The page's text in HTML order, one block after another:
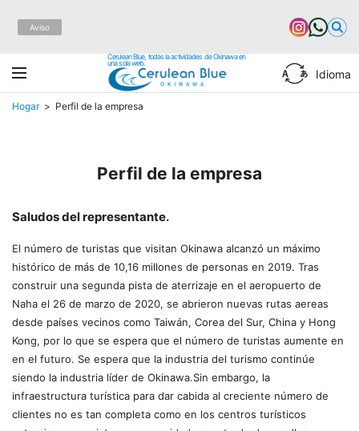
Aviso
Cerulean Blue, todas la actividades de Okinawa en
una sola web.
Idioma
Hogar Perfil de la empresa
Perfil de la empresa
Saludos del representante.
El número de turistas que visitan Okinawa alcanzó un máximo
histórico de más de 10,16 millones de personas en 2019. Tras
construir una segunda pista de aterrizaje en el aeropuerto de
Naha el 26 de marzo de 2020, se abrieron nuevas rutas aereas
desde países vecinos como Taiwán, Corea del Sur, China y Hong
Kong, por lo que se espera que el número de turistas aumente en
en el futuro. Se espera que la industria del turismo continúe
siendo la industria líder de Okinawa.Sin embargo, la
infraestructura turística para dar cabida al creciente número de
clientes no es tan completa como en los centros turísticos